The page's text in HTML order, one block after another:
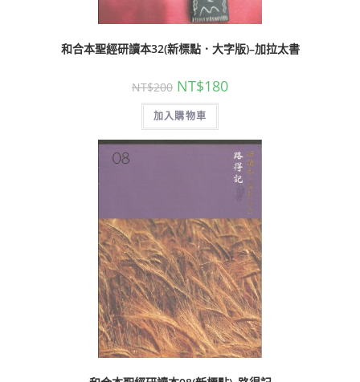
和合本聖經研讀本32(新標點．大字版)–加拉太書
NT$200 NT$180
加入購物車